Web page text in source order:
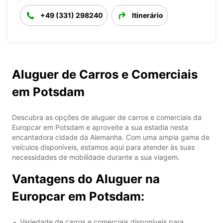
+49 (331) 298240 Itinerário
Aluguer de Carros e Comerciais
em Potsdam
Descubra as opções de aluguer de carros e comerciais da
Europcar em Potsdam e aproveite a sua estadia nesta
encantadora cidade da Alemanha. Com uma ampla gama de
veículos disponíveis, estamos aqui para atender às suas
necessidades de mobilidade durante a sua viagem.
Vantagens do Aluguer na
Europcar em Potsdam: